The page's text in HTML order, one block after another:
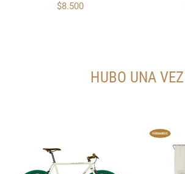
$8.500
HUBO UNA VEZ